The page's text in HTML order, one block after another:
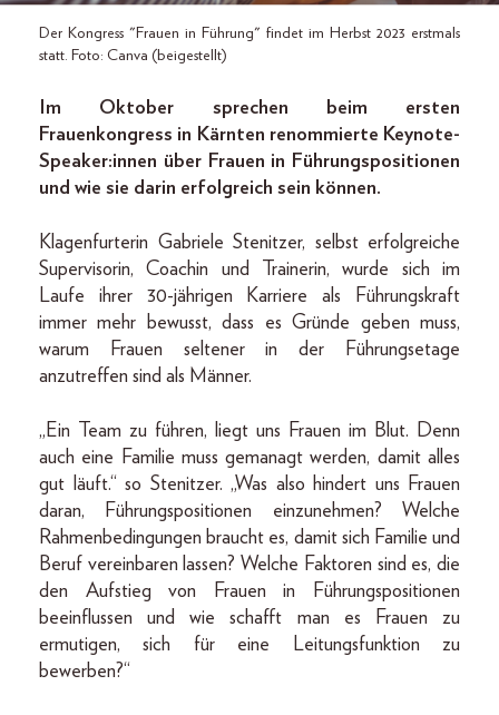
Der Kongress "Frauen in Führung" findet im Herbst 2023 erstmals
statt. Foto: Canva (beigestellt)
Im Oktober sprechen beim ersten
Frauenkongress in Kärnten renommierte Keynote-
Speaker:innen über Frauen in Führungspositionen
und wie sie darin erfolgreich sein können.
Klagenfurterin Gabriele Stenitzer, selbst erfolgreiche
Supervisorin, Coachin und Trainerin, wurde sich im
Laufe ihrer 30-jährigen Karriere als Führungskraft
immer mehr bewusst, dass es Gründe geben muss,
warum Frauen seltener in der Führungsetage
anzutreffen sind als Männer.
„Ein Team zu führen, liegt uns Frauen im Blut. Denn
auch eine Familie muss gemanagt werden, damit alles
gut läuft.“ so Stenitzer. „Was also hindert uns Frauen
daran, Führungspositionen einzunehmen? Welche
Rahmenbedingungen braucht es, damit sich Familie und
Beruf vereinbaren lassen? Welche Faktoren sind es, die
den Aufstieg von Frauen in Führungspositionen
beeinflussen und wie schafft man es Frauen zu
ermutigen, sich für eine Leitungsfunktion zu
bewerben?“